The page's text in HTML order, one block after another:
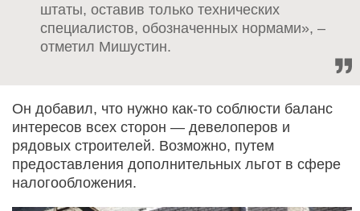
штаты, оставив только технических
специалистов, обозначенных нормами», –
отметил Мишустин.
Он добавил, что нужно как-то соблюсти баланс
интересов всех сторон — девелоперов и
рядовых строителей. Возможно, путем
предоставления дополнительных льгот в сфере
налогообложения.